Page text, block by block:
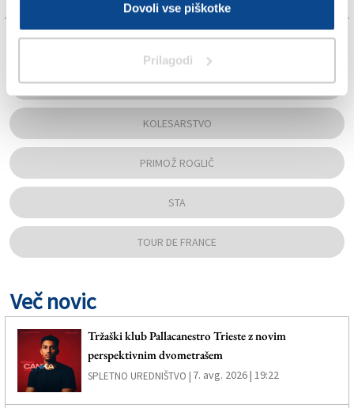
Dovoli vse piškotke
Prilagodi
TAGS:
FRANCIJA
KOLESARSTVO
PRIMOŽ ROGLIČ
STA
TOUR DE FRANCE
Več novic
Tržaški klub Pallacanestro Trieste z novim
perspektivnim dvometrašem
SPLETNO UREDNIŠTVO | 7. avg. 2026 | 19:22